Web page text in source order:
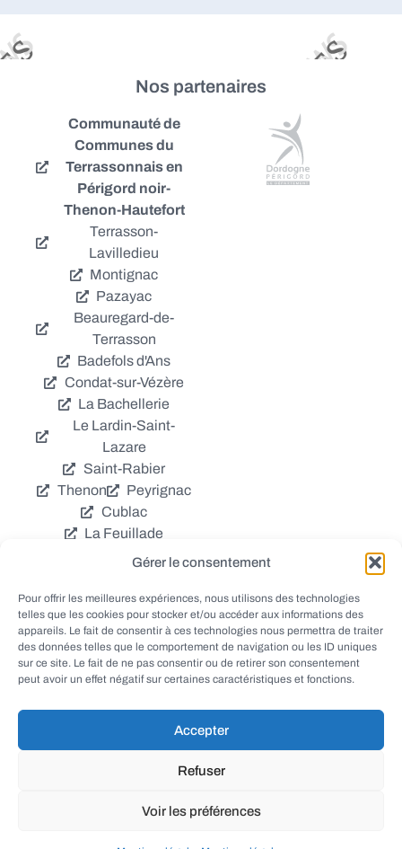
Gérer le consentement
Pour offrir les meilleures expériences, nous utilisons des technologies
telles que les cookies pour stocker et/ou accéder aux informations des
appareils. Le fait de consentir à ces technologies nous permettra de traiter
des données telles que le comportement de navigation ou les ID uniques
sur ce site. Le fait de ne pas consentir ou de retirer son consentement
peut avoir un effet négatif sur certaines caractéristiques et fonctions.
Accepter
Refuser
Voir les préférences
Nos partenaires
Communauté de
Communes du
Terrassonnais en
Périgord noir-
Thenon-Hautefort
Terrasson-
Lavilledieu
Montignac
Pazayac
Beauregard-de-
Terrasson
Badefols d'Ans
Condat-sur-Vézère
La Bachellerie
Le Lardin-Saint-
Lazare
Saint-Rabier
Thenon
Peyrignac
Cublac
La Feuillade
Chavagnac
Coly
Grèzes
Aubas
Villac
Azerat
Ladornac
Tourtoirac